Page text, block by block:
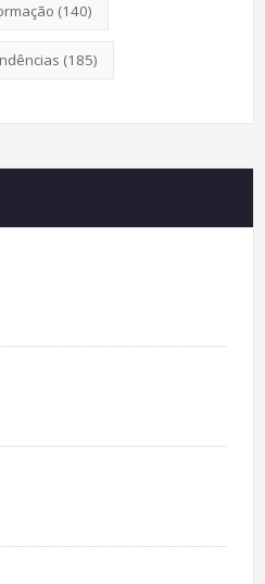
(140)
(185)